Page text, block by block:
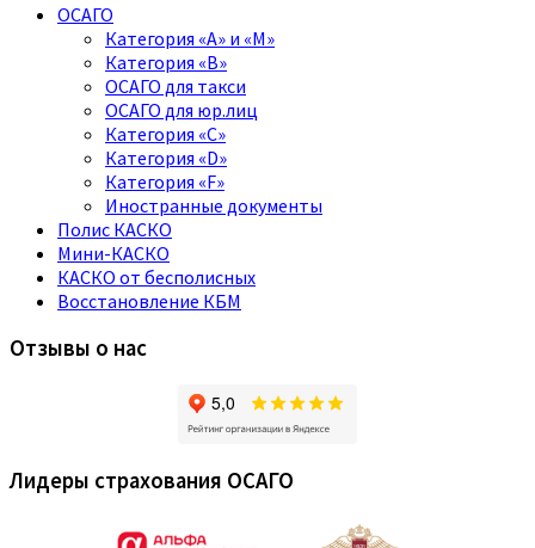
ОСАГО
Категория «A» и «M»
Категория «B»
ОСАГО для такси
ОСАГО для юр.лиц
Категория «C»
Категория «D»
Категория «F»
Иностранные документы
Полис КАСКО
Мини-КАСКО
КАСКО от бесполисных
Восстановление КБМ
Отзывы о нас
Лидеры страхования ОСАГО